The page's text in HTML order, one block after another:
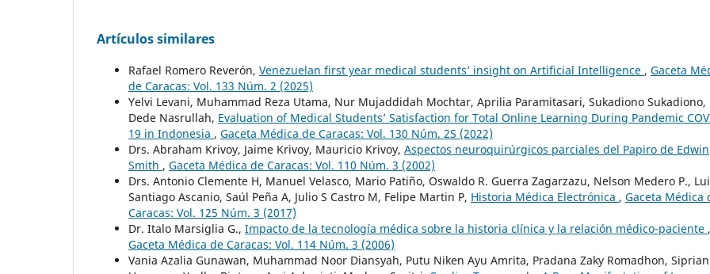
Artículos similares
Rafael Romero Reverón, Venezuelan first year medical students’ insight on Artificial Intelligence , Gaceta
de Caracas: Vol. 133 Núm. 2 (2025)
Yelvi Levani, Muhammad Reza Utama, Nur Mujaddidah Mochtar, Aprilia Paramitasari, Sukadiono Sukadiono,
Dede Nasrullah, Evaluation of Medical Students’ Satisfaction for Total Online Learning During Pandemic
19 in Indonesia , Gaceta Médica de Caracas: Vol. 130 Núm. 2S (2022)
Drs. Abraham Krivoy, Jaime Krivoy, Mauricio Krivoy, Aspectos neuroquirúrgicos parciales del Papiro de Edwin
Smith , Gaceta Médica de Caracas: Vol. 110 Núm. 3 (2002)
Drs. Antonio Clemente H, Manuel Velasco, Mario Patiño, Oswaldo R. Guerra Zagarzazu, Nelson Medero P.,
Santiago Ascanio, Saúl Peña A, Julio S Castro M, Felipe Martin P, Historia Médica Electrónica , Gaceta Médica
Caracas: Vol. 125 Núm. 3 (2017)
Dr. Italo Marsiglia G., Impacto de la tecnología médica sobre la historia clínica y la relación médico-paciente ,
Gaceta Médica de Caracas: Vol. 114 Núm. 3 (2006)
Vania Azalia Gunawan, Muhammad Noor Diansyah, Putu Niken Ayu Amrita, Pradana Zaky Romadhon,